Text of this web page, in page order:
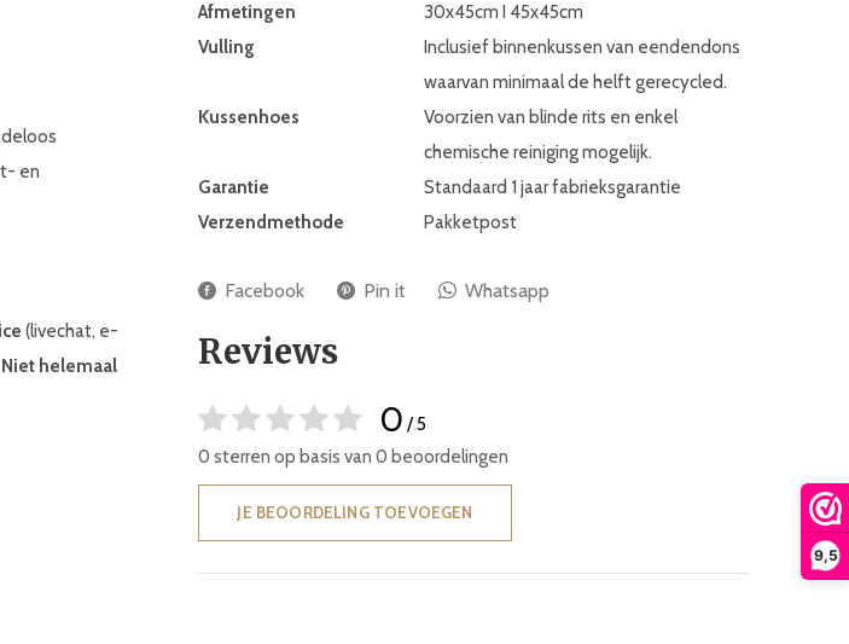
9,5
en
(livechat, e-
helemaal
Afmetingen
30x45cm I 45x45cm
Vulling
Inclusief binnenkussen van eendendons
waarvan minimaal de helft gerecycled.
Kussenhoes
Voorzien van blinde rits en enkel
chemische reiniging mogelijk.
Garantie
Standaard 1 jaar fabrieksgarantie
Verzendmethode
Pakketpost
Facebook Pin it Whatsapp
Reviews
0 / 5
0 sterren op basis van 0 beoordelingen
JE BEOORDELING TOEVOEGEN